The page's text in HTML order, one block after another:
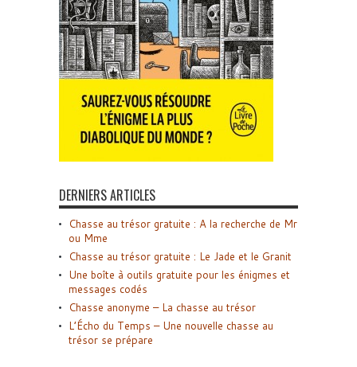
DERNIERS ARTICLES
Chasse au trésor gratuite : A la recherche de Mr
ou Mme
Chasse au trésor gratuite : Le Jade et le Granit
Une boîte à outils gratuite pour les énigmes et
messages codés
Chasse anonyme – La chasse au trésor
L’Écho du Temps – Une nouvelle chasse au
trésor se prépare